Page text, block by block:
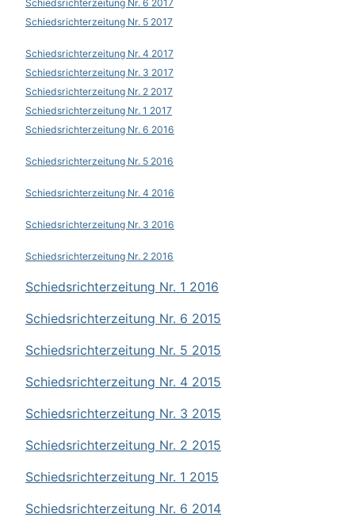
Schiedsrichterzeitung Nr. 6 2017
Schiedsrichterzeitung Nr. 5 2017
Schiedsrichterzeitung Nr. 4 2017
Schiedsrichterzeitung Nr. 3 2017
Schiedsrichterzeitung Nr. 2 2017
Schiedsrichterzeitung Nr. 1 2017
Schiedsrichterzeitung Nr. 6 2016
Schiedsrichterzeitung Nr. 5 2016
Schiedsrichterzeitung Nr. 4 2016
Schiedsrichterzeitung Nr. 3 2016
Schiedsrichterzeitung Nr. 2 2016
Schiedsrichterzeitung Nr. 1 2016
Schiedsrichterzeitung Nr. 6 2015
Schiedsrichterzeitung Nr. 5 2015
Schiedsrichterzeitung Nr. 4 2015
Schiedsrichterzeitung Nr. 3 2015
Schiedsrichterzeitung Nr. 2 2015
Schiedsrichterzeitung Nr. 1 2015
Schiedsrichterzeitung Nr. 6 2014